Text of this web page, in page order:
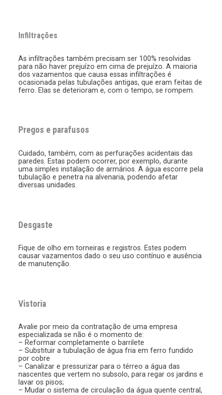
Infiltrações
As infiltrações também precisam ser 100% resolvidas
para não haver prejuízo em cima de prejuízo. A maioria
dos vazamentos que causa essas infiltrações é
ocasionada pelas tubulações antigas, que eram feitas de
ferro. Elas se deterioram e, com o tempo, se rompem.
Pregos e parafusos
Cuidado, também, com as perfurações acidentais das
paredes. Estas podem ocorrer, por exemplo, durante
uma simples instalação de armários. A água escorre pela
tubulação e penetra na alvenaria, podendo afetar
diversas unidades.
Desgaste
Fique de olho em torneiras e registros. Estes podem
causar vazamentos dado o seu uso contínuo e ausência
de manutenção.
Vistoria
Avalie por meio da contratação de uma empresa
especializada se não é o momento de:
– Reformar completamente o barrilete
– Substituir a tubulação de água fria em ferro fundido
por cobre
– Canalizar e pressurizar para o térreo a água das
nascentes que vertem no subsolo, para regar os jardins e
lavar os pisos;
– Mudar o sistema de circulação da água quente central,